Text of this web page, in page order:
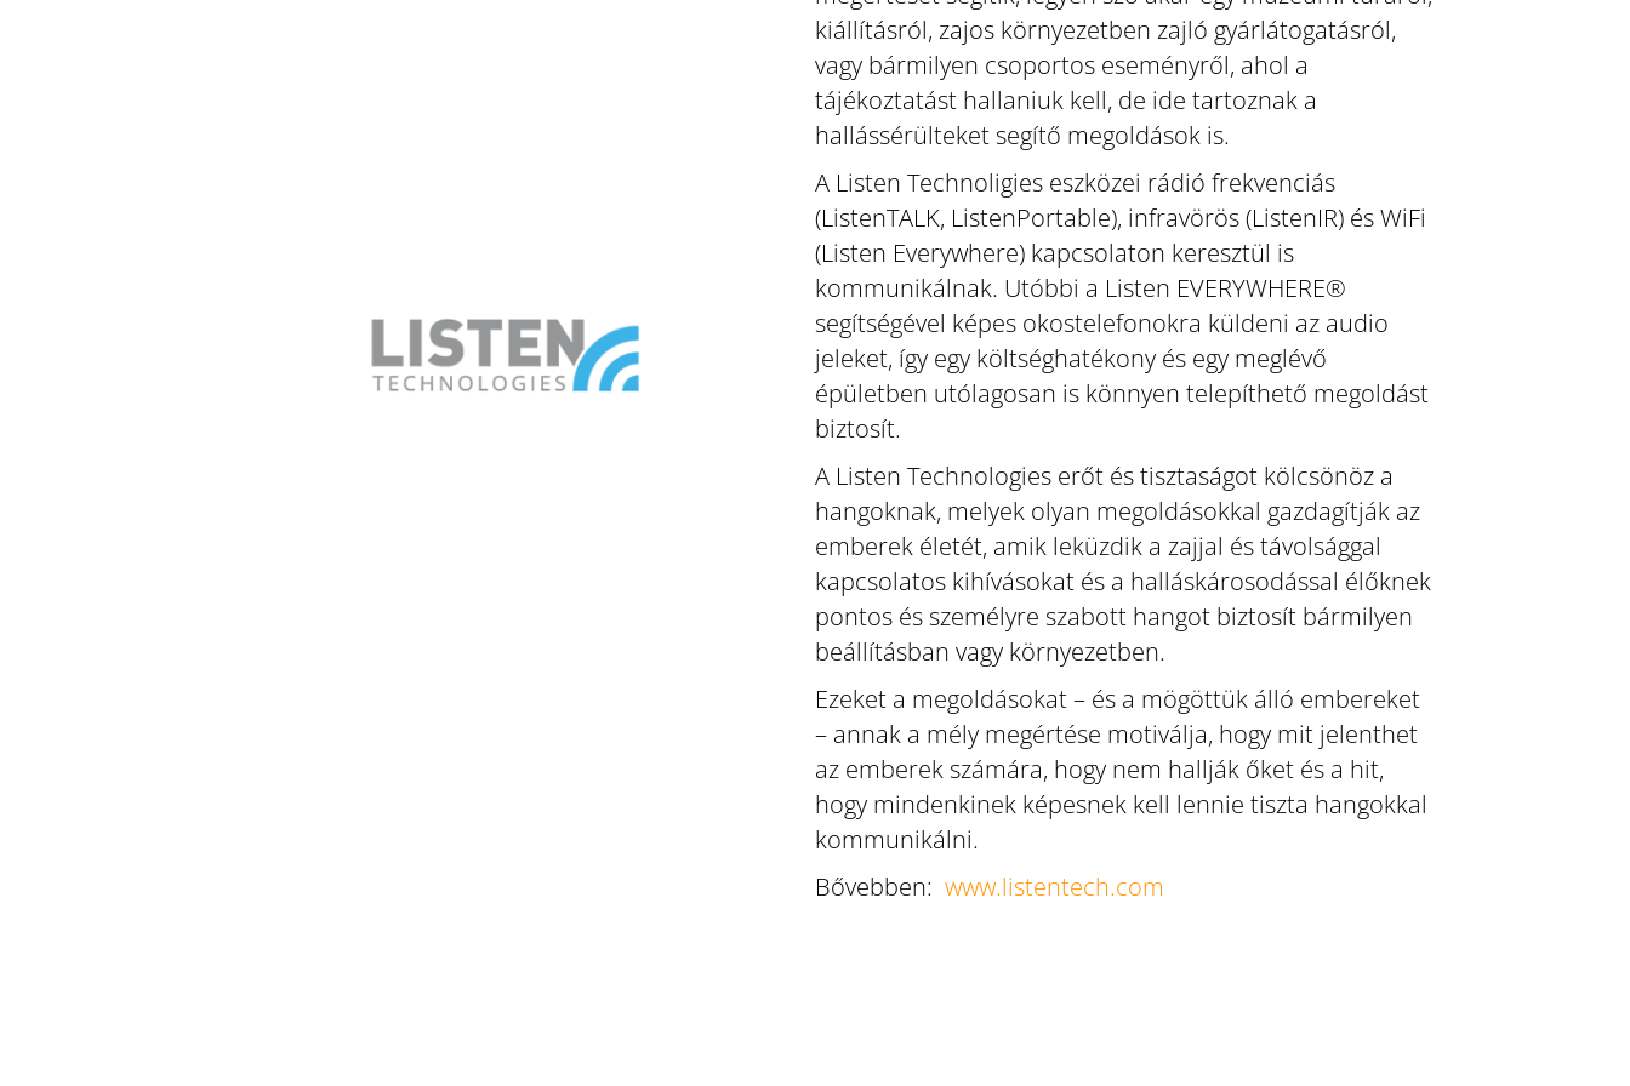
kiállításról, zajos környezetben zajló gyárlátogatásról,
vagy bármilyen csoportos eseményről, ahol a
tájékoztatást hallaniuk kell, de ide tartoznak a
hallássérülteket segítő megoldások is.
A Listen Technoligies eszközei rádió frekvenciás
(ListenTALK, ListenPortable), infravörös (ListenIR) és WiFi
(Listen Everywhere) kapcsolaton keresztül is
kommunikálnak. Utóbbi a Listen EVERYWHERE®
segítségével képes okostelefonokra küldeni az audio
jeleket, így egy költséghatékony és egy meglévő
épületben utólagosan is könnyen telepíthető megoldást
biztosít.
A Listen Technologies erőt és tisztaságot kölcsönöz a
hangoknak, melyek olyan megoldásokkal gazdagítják az
emberek életét, amik leküzdik a zajjal és távolsággal
kapcsolatos kihívásokat és a halláskárosodással élőknek
pontos és személyre szabott hangot biztosít bármilyen
beállításban vagy környezetben.
Ezeket a megoldásokat – és a mögöttük álló embereket
– annak a mély megértése motiválja, hogy mit jelenthet
az emberek számára, hogy nem hallják őket és a hit,
hogy mindenkinek képesnek kell lennie tiszta hangokkal
kommunikálni.
Bővebben: www.listentech.com